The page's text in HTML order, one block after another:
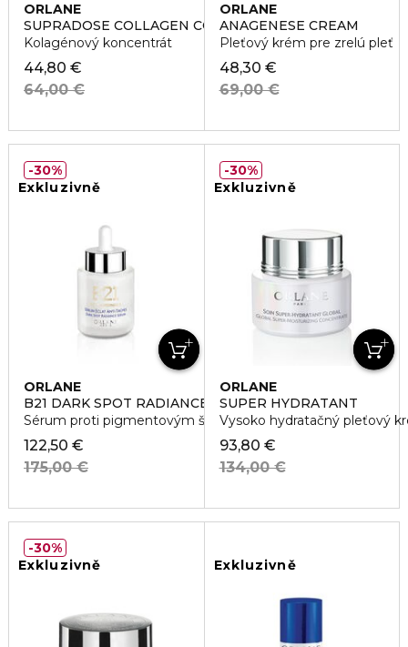
ORLANE
SUPRADOSE COLLAGEN CONCENTRATE
Kolagénový koncentrát
44,80 €
64,00 €
ORLANE
ANAGENESE CREAM
Pleťový krém pre zrelú pleť
48,30 €
69,00 €
Exkluzivně
ORLANE
B21 DARK SPOT RADIANCE SERUM
Sérum proti pigmentovým škvrnám
122,50 €
175,00 €
30%
Exkluzivně
ORLANE
SUPER HYDRATANT
Vysoko hydratačný pleťový
93,80 €
134,00 €
30%
Exkluzivně
30%
Exkluzivně